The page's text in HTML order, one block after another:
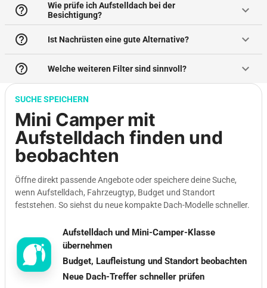
help_outline
Wie prüfe ich Aufstelldach bei der
Besichtigung?
keyboard_arrow_down
help_outline Ist Nachrüsten eine gute Alternative? keyboard_arrow_down
help_outline Welche weiteren Filter sind sinnvoll? keyboard_arrow_down
SUCHE SPEICHERN
Mini Camper mit
Aufstelldach finden und
beobachten
Öffne direkt passende Angebote oder speichere deine Suche,
wenn Aufstelldach, Fahrzeugtyp, Budget und Standort
feststehen. So siehst du neue kompakte Dach-Modelle schneller.
Aufstelldach und Mini-Camper-Klasse
übernehmen
Budget, Laufleistung und Standort beobachten
Neue Dach-Treffer schneller prüfen